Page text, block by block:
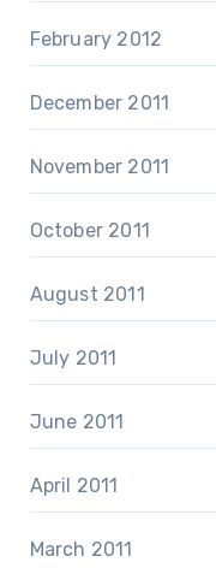
February 2012
December 2011
November 2011
October 2011
August 2011
July 2011
June 2011
April 2011
March 2011